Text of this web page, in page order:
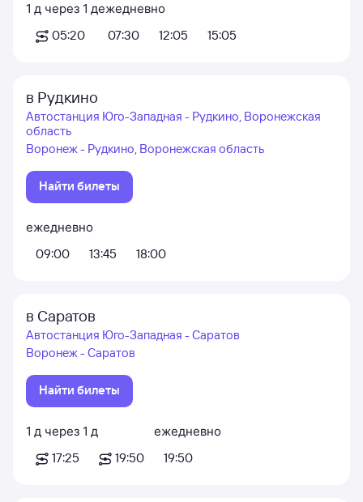
1 д через 1 д
05:20
ежедневно
07:30
12:05 15:05
в Рудкино
Автостанция Юго-Западная - Рудкино, Воронежская
область
Воронеж - Рудкино, Воронежская область
Найти билеты
ежедневно
09:00
13:45 18:00
в Саратов
Автостанция Юго-Западная - Саратов
Воронеж - Саратов
Найти билеты
1 д через 1 д
17:25
19:50
ежедневно
19:50